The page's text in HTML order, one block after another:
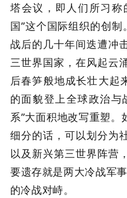
塔会议，即人们所习称
国”这个国际组织的创制
战后的几十年间迭遭冲
三世界国家，在风起云
后春笋般地成长壮大起
的面貌登上全球政治与
系”大面积地改写重塑
细分的话，可以划分为
以及新兴第三世界阵营
要遗存就是两大冷战军
的冷战对峙。